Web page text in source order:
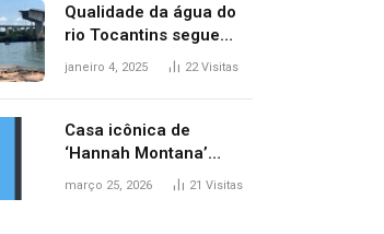
Qualidade da água do
rio Tocantins segue
sem indicar alterações
afirma ANA
janeiro 4, 2025 22Visitas
Casa icônica de
‘Hannah Montana’
poderá ser alugada por
março 25, 2026 21 Visitas